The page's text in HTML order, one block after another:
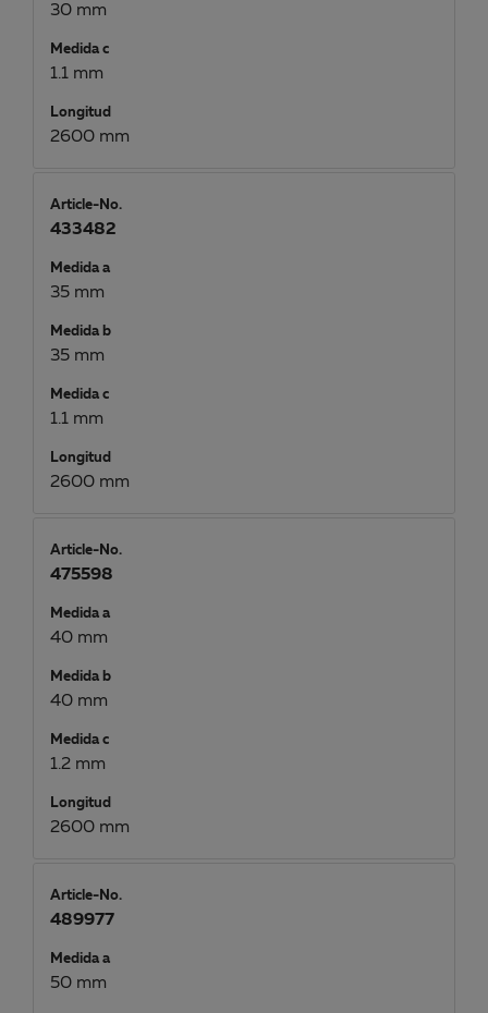
30 mm
Medida c
1.1 mm
Longitud
2600 mm
Article-No.
433482
Medida a
35 mm
Medida b
35 mm
Medida c
1.1 mm
Longitud
2600 mm
Article-No.
475598
Medida a
40 mm
Medida b
40 mm
Medida c
1.2 mm
Longitud
2600 mm
Article-No.
489977
Medida a
50 mm